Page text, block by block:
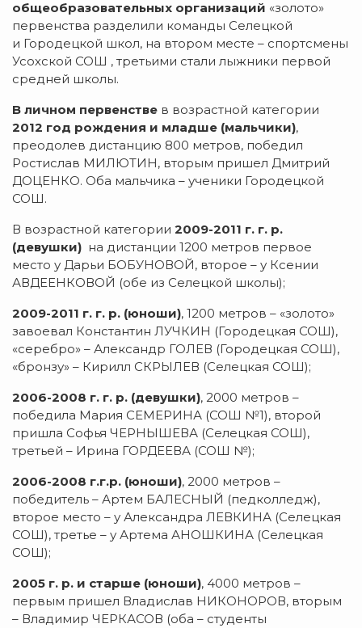
общеобразовательных организаций «золото»
первенства разделили команды Селецкой
и Городецкой школ, на втором месте – спортсмены
Усохской СОШ , третьими стали лыжники первой
средней школы.
В личном первенстве в возрастной категории
2012 год рождения и младше (мальчики),
преодолев дистанцию 800 метров, победил
Ростислав МИЛЮТИН, вторым пришел Дмитрий
ДОЦЕНКО. Оба мальчика – ученики Городецкой
СОШ.
В возрастной категории 2009-2011 г. г. р.
(девушки) на дистанции 1200 метров первое
место у Дарьи БОБУНОВОЙ, второе – у Ксении
АВДЕЕНКОВОЙ (обе из Селецкой школы);
2009-2011 г. г. р. (юноши), 1200 метров – «золото»
завоевал Константин ЛУЧКИН (Городецкая СОШ),
«серебро» – Александр ГОЛЕВ (Городецкая СОШ),
«бронзу» – Кирилл СКРЫЛЕВ (Селецкая СОШ);
2006-2008 г. г. р. (девушки), 2000 метров –
победила Мария СЕМЕРИНА (СОШ №1), второй
пришла Софья ЧЕРНЫШЕВА (Селецкая СОШ),
третьей – Ирина ГОРДЕЕВА (СОШ №);
2006-2008 г.г.р. (юноши), 2000 метров –
победитель – Артем БАЛЕСНЫЙ (педколледж),
второе место – у Александра ЛЕВКИНА (Селецкая
СОШ), третье – у Артема АНОШКИНА (Селецкая
СОШ);
2005 г. р. и старше (юноши), 4000 метров –
первым пришел Владислав НИКОНОРОВ, вторым
– Владимир ЧЕРКАСОВ (оба – студенты